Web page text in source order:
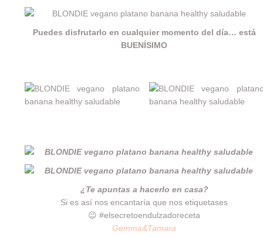
Puedes disfrutarlo en cualquier momento del día… está
BUENÍSIMO
¿Te apuntas a hacerlo en casa?
Si es así nos encantaría que nos etiquetases
😉 #elsecretoendulzadoreceta
Gemma&Tamara